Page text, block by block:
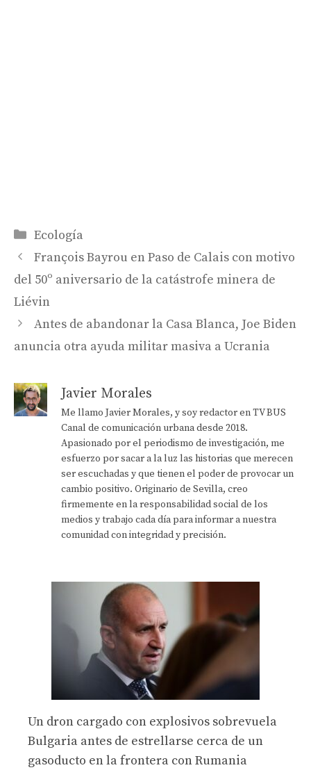
Categorías
Ecología
François Bayrou en Paso de Calais con motivo
del 50º aniversario de la catástrofe minera de
Liévin
Antes de abandonar la Casa Blanca, Joe Biden
anuncia otra ayuda militar masiva a Ucrania
Javier Morales
Me llamo Javier Morales, y soy redactor en TV BUS
Canal de comunicación urbana desde 2018.
Apasionado por el periodismo de investigación, me
esfuerzo por sacar a la luz las historias que merecen
ser escuchadas y que tienen el poder de provocar un
cambio positivo. Originario de Sevilla, creo
firmemente en la responsabilidad social de los
medios y trabajo cada día para informar a nuestra
comunidad con integridad y precisión.
Un dron cargado con explosivos sobrevuela
Bulgaria antes de estrellarse cerca de un
gasoducto en la frontera con Rumania